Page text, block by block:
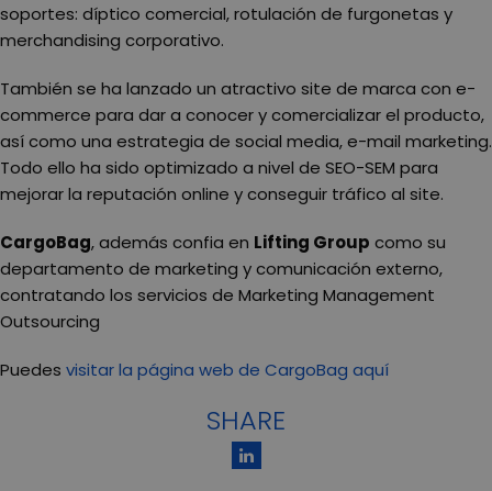
soportes: díptico comercial, rotulación de furgonetas y
merchandising corporativo.
También se ha lanzado un atractivo site de marca con e-
commerce para dar a conocer y comercializar el producto,
así como una estrategia de social media, e-mail marketing.
Todo ello ha sido optimizado a nivel de SEO-SEM para
mejorar la reputación online y conseguir tráfico al site.
CargoBag, además confia en Lifting Group como su
departamento de marketing y comunicación externo,
contratando los servicios de Marketing Management
Outsourcing
Puedes visitar la página web de CargoBag aquí
SHARE